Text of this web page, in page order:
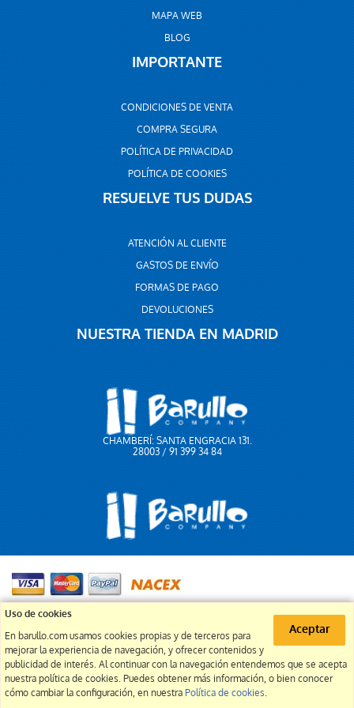
MAPA WEB
BLOG
IMPORTANTE
CONDICIONES DE VENTA
COMPRA SEGURA
POLÍTICA DE PRIVACIDAD
POLÍTICA DE COOKIES
RESUELVE TUS DUDAS
ATENCIÓN AL CLIENTE
GASTOS DE ENVÍO
FORMAS DE PAGO
DEVOLUCIONES
NUESTRA TIENDA EN MADRID
CHAMBERÍ: SANTA ENGRACIA 131.
28003 / 91 399 34 84
91 399 34 84
info@barullo.com
Aceptar
Uso de cookies
En barullo.com usamos cookies propias y de terceros para
mejorar la experiencia de navegación, y ofrecer contenidos y
publicidad de interés. Al continuar con la navegación entendemos que se acepta
nuestra política de cookies. Puedes obtener más información, o bien conocer
cómo cambiar la configuración, en nuestraPolítica de cookies.